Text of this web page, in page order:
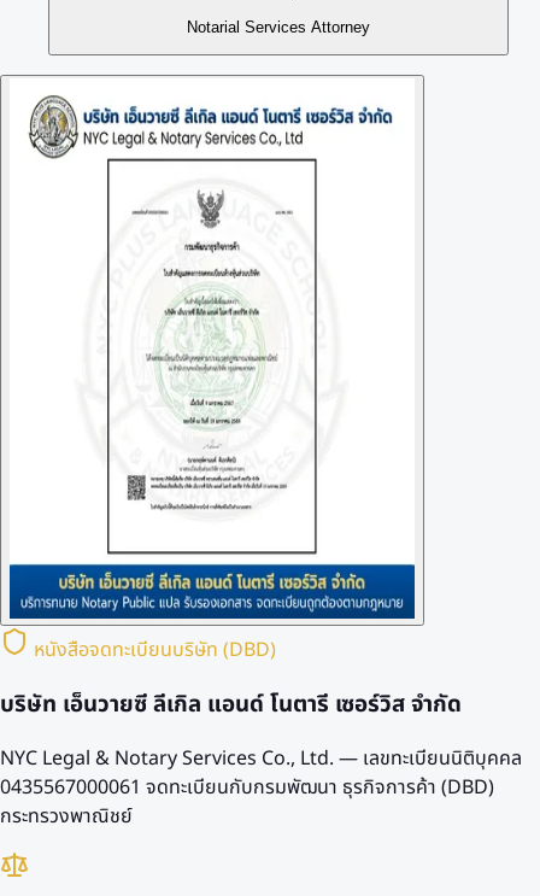
Notarial Services Attorney
หนังสือจดทะเบียนบริษัท (DBD)
บริษัท เอ็นวายซี ลีเกิล แอนด์ โนตารี เซอร์วิส จำกัด
NYC Legal & Notary Services Co., Ltd. — เลขทะเบียนนิติบุคคล
0435567000061 จดทะเบียนกับกรมพัฒนา ธุรกิจการค้า (DBD)
กระทรวงพาณิชย์